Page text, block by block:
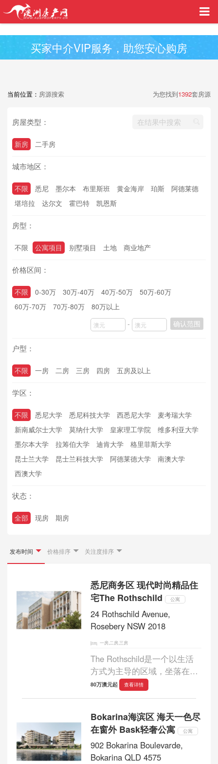
买家中介VIP服务，助您安心购房
当前位置： 房源搜索 为您找到1392套房源
房屋类型：
新房 二手房
城市地区：
不限 悉尼 墨尔本 布里斯班 黄金海岸 珀斯
阿德莱德
堪培拉
达尔文 霍巴特 凯恩斯
房型：
不限 公寓项目 别墅项目 土地 商业地产
价格区间：
不限 0-30万 30万-40万 40万-50万
50万-60万
60万-70万
70万-80万
80万以上
-
确认范围
户型：
不限 一房 二房 三房 四房 五房及以上
学区：
不限 悉尼大学 悉尼科技大学 西悉尼大学
麦考瑞大学
新南威尔士大学
莫纳什大学 皇家理工学院
维多利亚大学
墨尔本大学
拉筹伯大学 迪肯大学
格里菲斯大学
昆士兰大学
昆士兰科技大学 阿德莱德大学
南澳大学
西澳大学
状态：
全部 现房 期房
发布时间 价格排序 关注度排序
悉尼商务区 现代时尚精品住
宅The Rothschild
公寓
24 Rothschild Avenue,
Rosebery NSW 2018
一房,二房,三房
The Rothschild是一个以生活
方式为主导的区域，坐落在澳
大利亚最充满活力的首都城市
80万澳元起 查看详情
Bokarina海滨区 海天一色尽
在窗外 Bask轻奢公寓
公寓
902 Bokarina Boulevarde,
Bokarina QLD 4575